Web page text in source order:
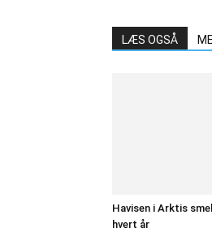
LÆS OGSÅ
Havisen i Arktis
hvert år